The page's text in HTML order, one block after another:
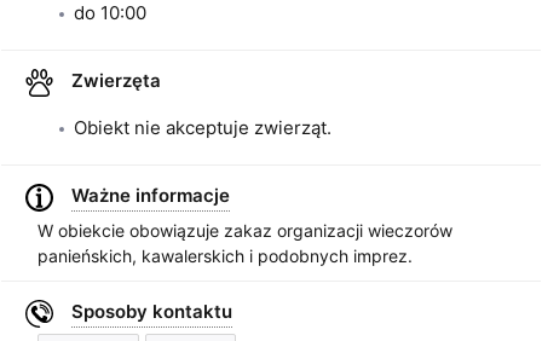
do 10:00
Zwierzęta
Obiekt nie akceptuje zwierząt.
Ważne informacje
W obiekcie obowiązuje zakaz organizacji wieczorów
panieńskich, kawalerskich i podobnych imprez.
Sposoby kontaktu